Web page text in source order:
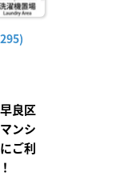
良区
ンシ
ご利